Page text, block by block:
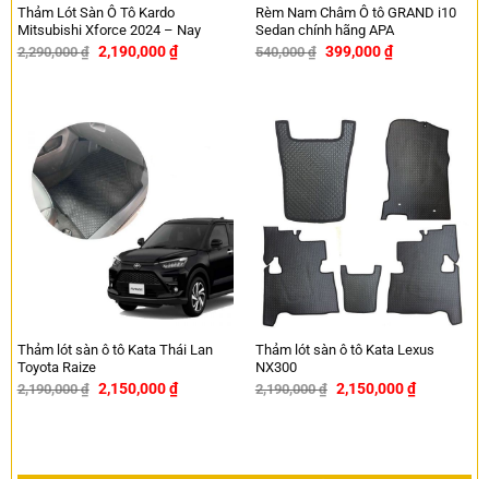
Thảm Lót Sàn Ô Tô Kardo
Mitsubishi Xforce 2024 – Nay
2,290,000₫ 2,190,000₫
Rèm Nam Châm Ô tô GRAND i10
Sedan chính hãng APA
540,000₫ 399,000₫
Thảm lót sàn ô tô Kata Thái Lan
Toyota Raize
2,190,000₫ 2,150,000₫
Thảm lót sàn ô tô Kata Lexus
NX300
2,190,000₫ 2,150,000₫